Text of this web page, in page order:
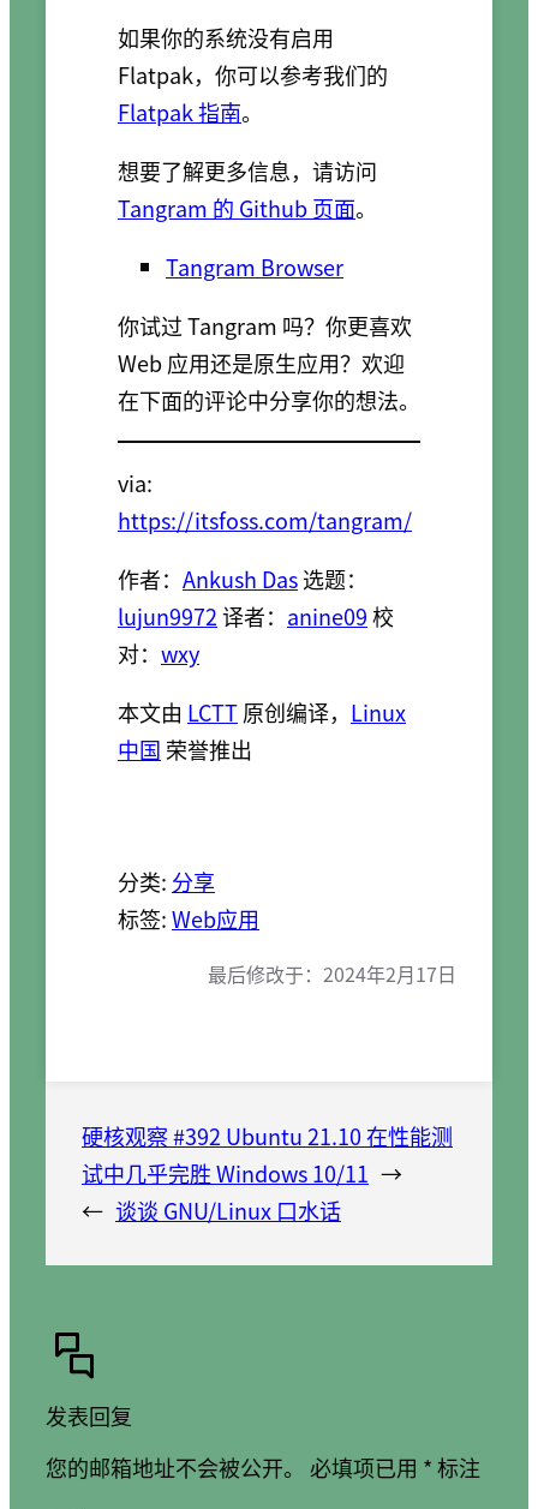
如果你的系统没有启用
Flatpak，你可以参考我们的
Flatpak 指南。
想要了解更多信息，请访问
Tangram 的 Github 页面。
Tangram Browser
你试过 Tangram 吗？你更喜欢
Web 应用还是原生应用？欢迎
在下面的评论中分享你的想法。
via:
https://itsfoss.com/tangram/
作者： Ankush Das选题：
lujun9972译者： anine09校
对： wxy
本文由 LCTT原创编译， Linux
中国荣誉推出
分类: 分享
标签:Web应用
最后修改于： 2024年2月17日
硬核观察 #392 Ubuntu 21.10 在性能测
试中几乎完胜 Windows 10/11 →
← 谈谈 GNU/Linux 口水话
发表回复
您的邮箱地址不会被公开。 必填项已用 *标注